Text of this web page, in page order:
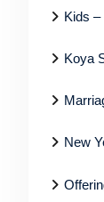
Kids
Koya
New